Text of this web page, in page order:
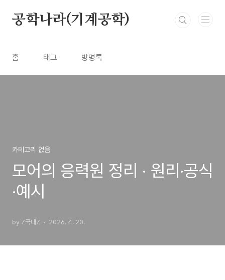
공학나라(기계공학)
홈 태그 방명록
카테고리 없음
모어의 응력원 정리 · 원리·공식
·예시
by Z국대Z 2026. 4. 20.